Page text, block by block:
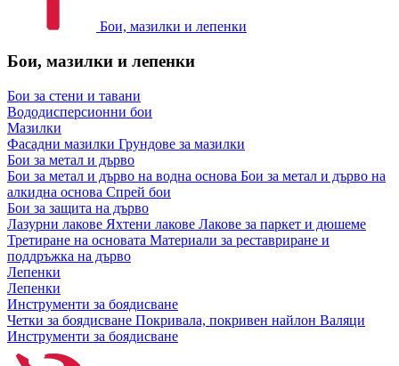
Бои, мазилки и лепенки
Бои, мазилки и лепенки
Бои за стени и тавани
Вододисперсионни бои
Мазилки
Фасадни мазилки Грундове за мазилки
Бои за метал и дърво
Бои за метал и дърво на водна основа Бои за метал и дърво на
алкидна основа Спрей бои
Бои за защита на дърво
Лазурни лакове Яхтени лакове Лакове за паркет и дюшеме
Третиране на основата Материали за реставриране и
поддръжка на дърво
Лепенки
Лепенки
Инструменти за боядисване
Четки за боядисване Покривала, покривен найлон Валяци
Инструменти за боядисване